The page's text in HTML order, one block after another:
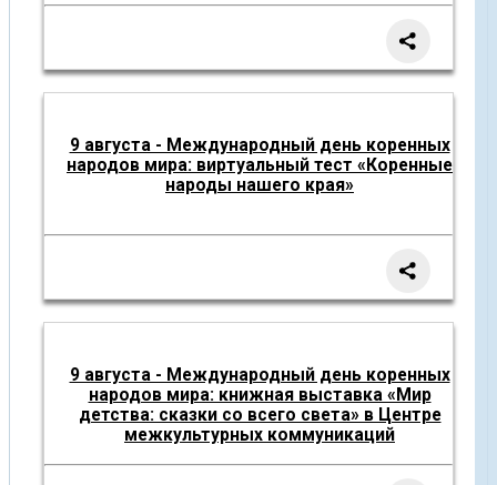
9 августа - Международный день коренных
народов мира: виртуальный тест «Коренные
народы нашего края»
9 августа - Международный день коренных
народов мира: книжная выставка «Мир
детства: сказки со всего света» в Центре
межкультурных коммуникаций